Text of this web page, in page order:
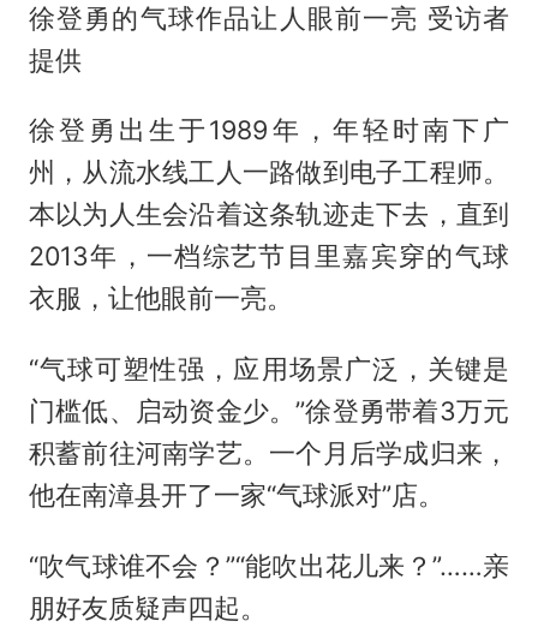
徐登勇的气球作品让人眼前一亮 受访者
提供
徐登勇出生于1989年，年轻时南下广
州，从流水线工人一路做到电子工程师。
本以为人生会沿着这条轨迹走下去，直到
2013年，一档综艺节目里嘉宾穿的气球
衣服，让他眼前一亮。
“气球可塑性强，应用场景广泛，关键是
门槛低、启动资金少。”徐登勇带着3万元
积蓄前往河南学艺。一个月后学成归来，
他在南漳县开了一家“气球派对”店。
“吹气球谁不会？”“能吹出花儿来？”……亲
朋好友质疑声四起。